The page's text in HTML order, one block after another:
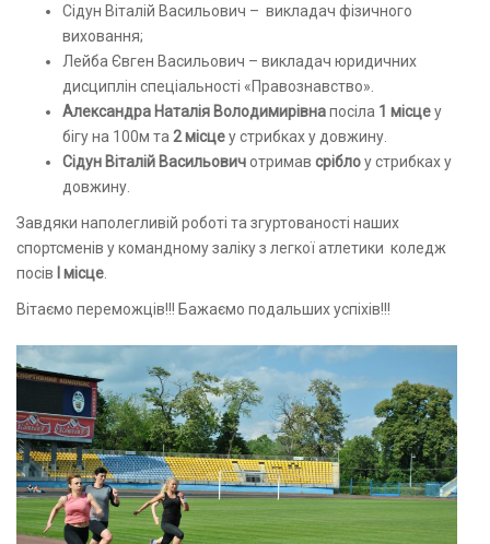
Сідун Віталій Васильович – викладач фізичного
виховання;
Лейба Євген Васильович – викладач юридичних
дисциплін спеціальності «Правознавство».
Александра Наталія Володимирівнапосіла 1 місцеу
бігу на 100м та 2 місцеу стрибках у довжину.
Сідун Віталій Васильовичотримав сріблоу стрибках у
довжину.
Завдяки наполегливій роботі та згуртованості наших
спортсменів у командному заліку з легкої атлетики коледж
посів
І місце
Вітаємо переможців!!! Бажаємо подальших успіхів!!!